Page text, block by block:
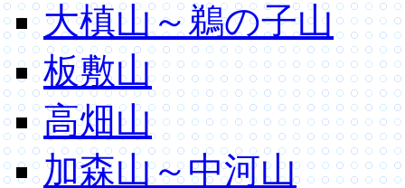
大槙山～鵜の子山
板敷山
高畑山
加森山～中河山